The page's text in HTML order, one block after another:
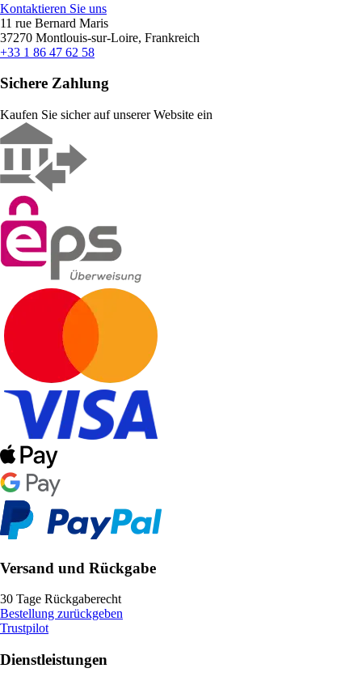
Kontaktieren Sie uns
11 rue Bernard Maris
37270 Montlouis-sur-Loire, Frankreich
+33 1 86 47 62 58
Sichere Zahlung
Kaufen Sie sicher auf unserer Website ein
Versand und Rückgabe
30 Tage Rückgaberecht
Bestellung zurückgeben
Trustpilot
Dienstleistungen